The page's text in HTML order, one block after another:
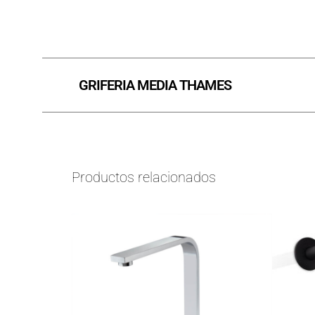
GRIFERIA MEDIA THAMES
Productos relacionados